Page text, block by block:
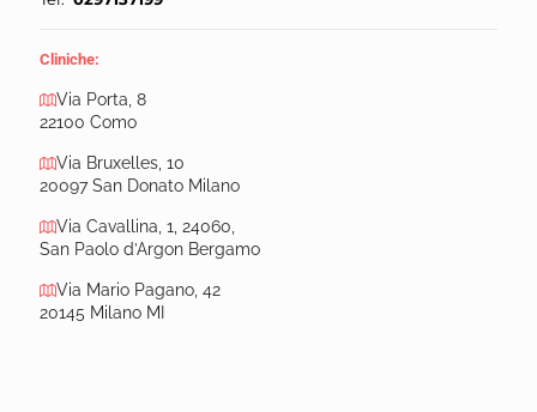
Cliniche:
Via Porta, 8
22100 Como
Via Bruxelles, 10
20097 San Donato Milano
Via Cavallina, 1, 24060,
San Paolo d’Argon Bergamo
Via Mario Pagano, 42
20145 Milano MI